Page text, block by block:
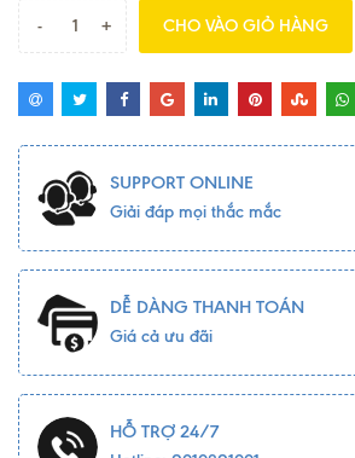
- + CHO VÀO GIỎ HÀNG
SUPPORT ONLINE
Giải đáp mọi thắc mắc
DỄ DÀNG THANH TOÁN
Giá cả ưu đãi
HỖ TRỢ 24/7